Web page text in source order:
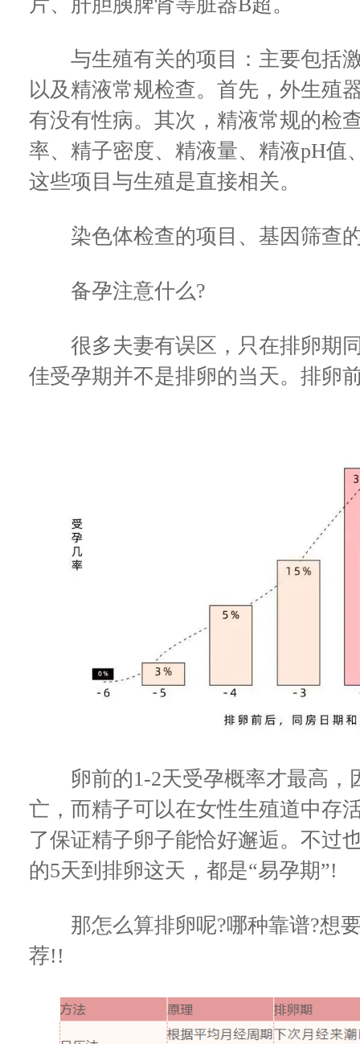
与生殖有关的项目：主要包括激
以及精液常规检查。首先，外生殖
有没有性病。其次，精液常规的检
率、精子密度、精液量、精液pH值
这些项目与生殖是直接相关。
染色体检查的项目、基因筛查的
备孕注意什么?
很多夫妻有误区，只在排卵期同
佳受孕期并不是排卵的当天。排卵
卵前的1-2天受孕概率才最高，
亡，而精子可以在女性生殖道中存
了保证精子卵子能恰好邂逅。不过
的5天到排卵这天，都是“易孕期”!
那怎么算排卵呢?哪种靠谱?想要
荐!!